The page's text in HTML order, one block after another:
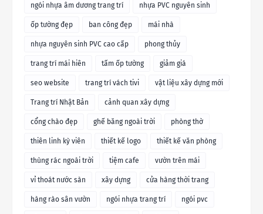
ngói nhựa âm dương trang trí nhựa PVC nguyên sinh
ốp tường đẹp ban công đẹp mái nhà
nhựa nguyên sinh PVC cao cấp phong thủy
trang trí mái hiên tấm ốp tường giảm giá
seo website trang trí vách tivi vật liệu xây dựng mới
Trang trí Nhật Bản cảnh quan xây dựng
cổng chào đẹp ghế băng ngoài trời phòng thờ
thiên linh kỳ viên thiết kế logo thiết kế văn phòng
thùng rác ngoài trời tiệm cafe vườn trên mái
vỉ thoát nước sàn xây dựng cửa hàng thời trang
hàng rào sân vườn ngói nhựa trang trí ngói pvc